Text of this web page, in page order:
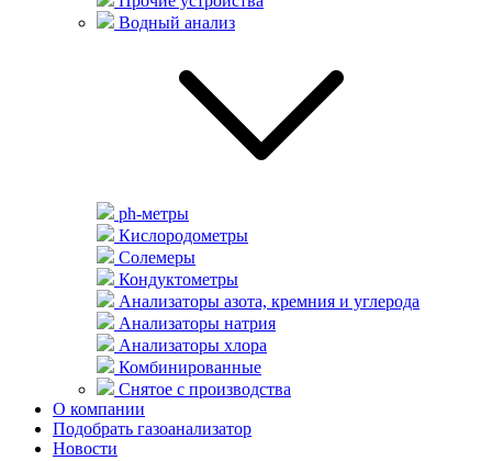
Водный анализ
ph-метры
Кислородометры
Солемеры
Кондуктометры
Анализаторы азота, кремния и углерода
Анализаторы натрия
Анализаторы хлора
Комбинированные
Снятое с производства
О компании
Подобрать газоанализатор
Новости